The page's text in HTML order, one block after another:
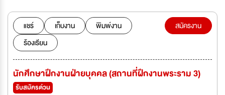
Plastics, Diamonds and Jewelry and Real Estate. We are currently
looking to fill the following position.
แชร์ เก็บงาน
พิมพ์งาน
ร้องเรียน
สมัครงาน
นักศึกษาฝึกงานฝ่ายบุคคล (สถานที่ฝึกงานพระราม 3)
รับสมัครด่วน